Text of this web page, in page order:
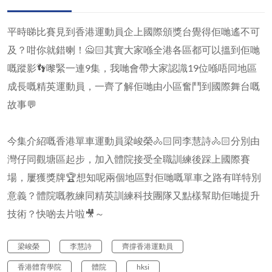
平時睇比賽見到香港運動員企上國際頒獎台覺得佢哋遙不可
及？咁你就錯喇！🙅🏻其實大家喺全港各區都可以搵到佢哋
嘅蹤影👣嚟緊一連9集，我哋會帶大家認識19位喺唔同地區
成長嘅精英運動員，一齊了解佢哋由小區奮鬥到國際舞台嘅
故事💬
今集介紹嘅香港單車運動員梁峻榮🚴🏻同李慧詩🚴🏻分別由
灣仔同觀塘區起步，加入體院接受全職訓練後踩上國際賽
場，屢獲獎牌🏆想知呢兩個地區對佢哋嘅單車之路有咩特別
意義？體院嘅教練同精英訓練科技團隊又點樣幫助佢哋提升
技術？快啲去片啦🎥～
梁峻榮 李慧詩 齊撐香港運動員
香港體育學院 體院 hksi